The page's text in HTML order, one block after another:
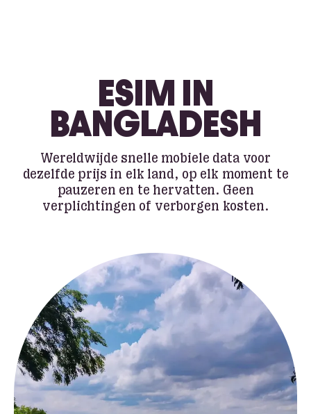
ESIM IN
BANGLADESH
Wereldwijde snelle mobiele data voor
dezelfde prijs in elk land, op elk moment te
pauzeren en te hervatten. Geen
verplichtingen of verborgen kosten.